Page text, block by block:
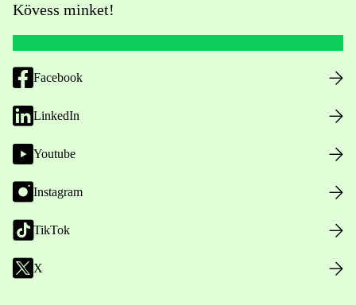
Kövess minket!
Facebook
LinkedIn
Youtube
Instagram
TikTok
X